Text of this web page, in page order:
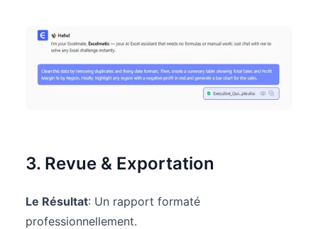
3. Revue & Exportation
Le Résultat: Un rapport formaté
professionnellement.